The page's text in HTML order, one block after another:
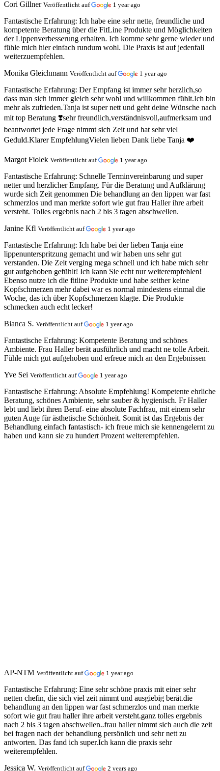
Cori Gillner Veröffentlicht auf 1 year ago
Fantastische Erfahrung: Ich habe eine sehr nette, freundliche und
kompetente Beratung über die FitLine Produkte und Möglichkeiten
der Lippenverbesserung erhalten. Ich komme sehr gerne wieder und
fühle mich hier einfach rundum wohl. Die Praxis ist auf jedenfall
weiterzuempfehlen.
Monika Gleichmann Veröffentlicht auf 1 year ago
Fantastische Erfahrung: Der Empfang ist immer sehr herzlich,so
dass man sich immer gleich sehr wohl und willkommen fühlt.Ich bin
mehr als zufrieden.Tanja ist super nett und geht deine Wünsche nach
mit top Beratung ❣️sehr freundlich,verständnisvoll,aufmerksam und
beantwortet jede Frage nimmt sich Zeit und hat sehr viel
Geduld.Klarer EmpfehlungVielen lieben Dank liebe Tanja ❤️
Margot Fiolek Veröffentlicht auf 1 year ago
Fantastische Erfahrung: Schnelle Terminvereinbarung und super
netter und herzlicher Empfang. Für die Beratung und Aufklärung
wurde sich Zeit genommen Die behandlung an den lippen war fast
schmerzlos und man merkte sofort wie gut frau Haller ihre arbeit
versteht. Tolles ergebnis nach 2 bis 3 tagen abschwellen.
Janine Kfl Veröffentlicht auf 1 year ago
Fantastische Erfahrung: Ich habe bei der lieben Tanja eine
lippenunterspritzung gemacht und wir haben uns sehr gut
verstanden. Die Zeit verging mega schnell und ich habe mich sehr
gut aufgehoben gefühlt! Ich kann Sie echt nur weiterempfehlen!
Ebenso nutze ich die fitline Produkte und habe seither keine
Kopfschmerzen mehr dabei war es normal mindestens einmal die
Woche, das ich über Kopfschmerzen klagte. Die Produkte
schmecken auch echt lecker!
Bianca S. Veröffentlicht auf 1 year ago
Fantastische Erfahrung: Kompetente Beratung und schönes
Ambiente. Frau Haller berät ausführlich und macht ne tolle Arbeit.
Fühle mich gut aufgehoben und erfreue mich an den Ergebnissen
Yve Sei Veröffentlicht auf 1 year ago
Fantastische Erfahrung: Absolute Empfehlung! Kompetente ehrliche
Beratung, schönes Ambiente, sehr sauber & hygienisch. Fr Haller
lebt und liebt ihren Beruf- eine absolute Fachfrau, mit einem sehr
guten Auge für ästhetische Schönheit. Somit ist das Ergebnis der
Behandlung einfach fantastisch- ich freue mich sie kennengelernt zu
haben und kann sie zu hundert Prozent weiterempfehlen.
AP-NTM Veröffentlicht auf 1 year ago
Fantastische Erfahrung: Eine sehr schöne praxis mit einer sehr
netten chefin, die sich viel zeit nimmt und ausgiebig berät.die
behandlung an den lippen war fast schmerzlos und man merkte
sofort wie gut frau haller ihre arbeit versteht.ganz tolles ergebnis
nach 2 bis 3 tagen abschwellen..frau haller nimmt sich auch die zeit
bei fragen nach der behandlung persönlich und sehr nett zu
antworten. Das fand ich super.Ich kann die praxis sehr
weiterempfehlen.
Jessica W. Veröffentlicht auf 2 years ago